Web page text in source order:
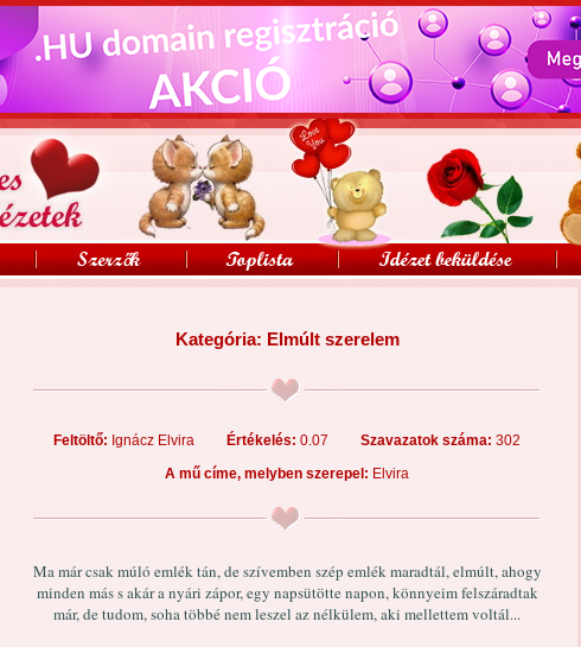
Kategória: Elmúlt szerelem
Feltöltő: Ignácz Elvira Értékelés: 0.07 Szavazatok száma: 302
A mű címe, melyben szerepel: Elvira
Ma már csak múló emlék tán, de szívemben szép emlék maradtál, elmúlt, ahogy
minden más s akár a nyári zápor, egy napsütötte napon, könnyeim felszáradtak
már, de tudom, soha többé nem leszel az nélkülem, aki mellettem voltál...